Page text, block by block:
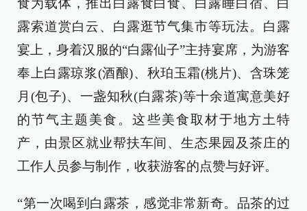
食为载体，推出白露食白食、白露睡白宿、白
露索道赏白云、白露逛节气集市等玩法。白露
宴上，身着汉服的“白露仙子”主持宴席，为游客
奉上白露琼浆(酒酿)、秋珀玉霜(桃片)、含珠笼
月(包子)、一盏知秋(白露茶)等十余道寓意美好
的节气主题美食。这些美食取材于地方土特
产，由景区就业帮扶车间、生态果园及茶庄的
工作人员参与制作，收获游客的点赞与好评。
“第一次喝到白露茶，感觉非常新奇。品茶的过